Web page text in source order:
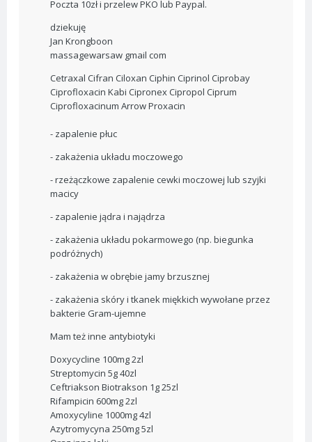
Poczta 10zł i przelew PKO lub Paypal.
dziekuję
Jan Krongboon
massagewarsaw gmail com
Cetraxal Cifran Ciloxan Ciphin Ciprinol Ciprobay
Ciprofloxacin Kabi Cipronex Cipropol Ciprum
Ciprofloxacinum Arrow Proxacin
- zapalenie płuc
- zakażenia układu moczowego
- rzeżączkowe zapalenie cewki moczowej lub szyjki
macicy
- zapalenie jądra i najądrza
- zakażenia układu pokarmowego (np. biegunka
podróżnych)
- zakażenia w obrębie jamy brzusznej
- zakażenia skóry i tkanek miękkich wywołane przez
bakterie Gram-ujemne
Mam też inne antybiotyki
Doxycycline 100mg 2zl
Streptomycin 5g 40zl
Ceftriakson Biotrakson 1g 25zl
Rifampicin 600mg 2zl
Amoxycyline 1000mg 4zl
Azytromycyna 250mg 5zl